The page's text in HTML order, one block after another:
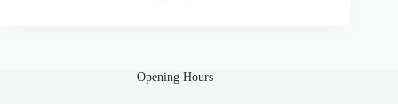
Opening Hours